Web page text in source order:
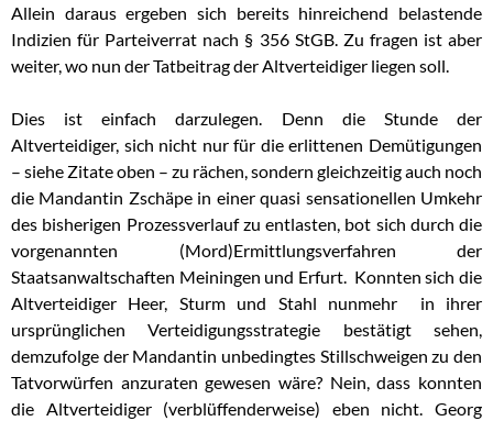
Allein daraus ergeben sich bereits hinreichend belastende
Indizien für Parteiverrat nach § 356 StGB. Zu fragen ist aber
weiter, wo nun der Tatbeitrag der Altverteidiger liegen soll.
Dies ist einfach darzulegen. Denn die Stunde der
Altverteidiger, sich nicht nur für die erlittenen Demütigungen
– siehe Zitate oben – zu rächen, sondern gleichzeitig auch noch
die Mandantin Zschäpe in einer quasi sensationellen Umkehr
des bisherigen Prozessverlauf zu entlasten, bot sich durch die
vorgenannten (Mord)Ermittlungsverfahren der
Staatsanwaltschaften Meiningen und Erfurt. Konnten sich die
Altverteidiger Heer, Sturm und Stahl nunmehr in ihrer
ursprünglichen Verteidigungsstrategie bestätigt sehen,
demzufolge der Mandantin unbedingtes Stillschweigen zu den
Tatvorwürfen anzuraten gewesen wäre? Nein, dass konnten
die Altverteidiger (verblüffenderweise) eben nicht. Georg